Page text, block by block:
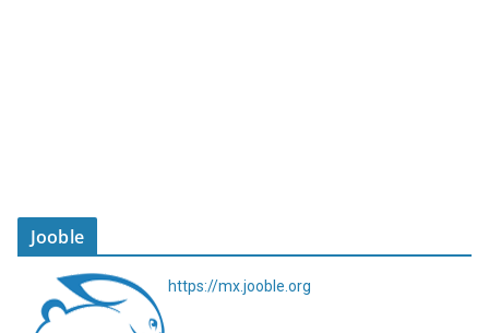
Jooble
https://mx.jooble.org